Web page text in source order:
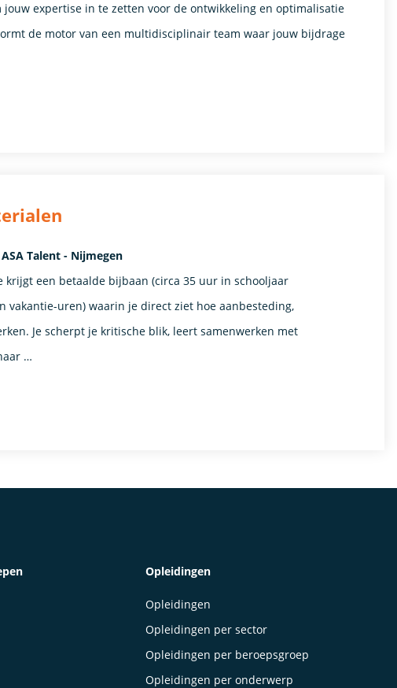
expertise in te zetten voor de ontwikkeling en optimalisatie
de motor van een multidisciplinair team waar jouw bijdrage
Talent - Nijmegen
krijgt een betaalde bijbaan (circa 35 uur in schooljaar
vakantie-uren) waarin je direct ziet hoe aanbesteding,
Je scherpt je kritische blik, leert samenwerken met
…
Opleidingen
Opleidingen
Opleidingen per sector
Opleidingen per beroepsgroep
Opleidingen per onderwerp